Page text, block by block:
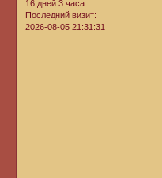
16 дней 3 часа
Последний визит:
2026-08-05 21:31:31